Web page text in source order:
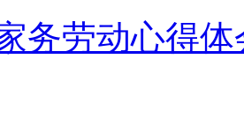
务劳动心得体